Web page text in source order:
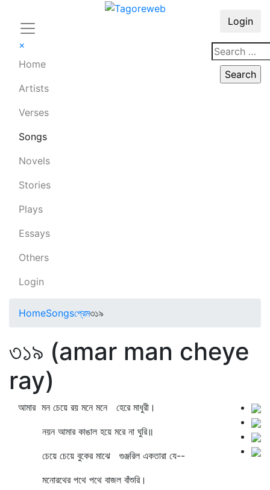
×
Home
Artists
Verses
Songs
Novels
Stories
Plays
Essays
Others
Login
Login
HomeSongsপ্রেম৩১৯
৩১৯ (amar man cheye
ray)
আমার মন চেয়ে রয় মনে মনে হেরে মাধুরী।
নয়ন আমার কাঙাল হয়ে মরে না ঘুরি॥
চেয়ে চেয়ে বুকের মাঝে গুঞ্জরিল একতারা যে--
মনোরথের পথে পথে বাজল বাঁশুরি।